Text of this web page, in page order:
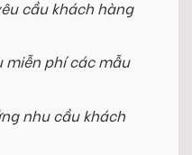
cầu khách hàng
miễn phí các mẫu
nhu cầu khách